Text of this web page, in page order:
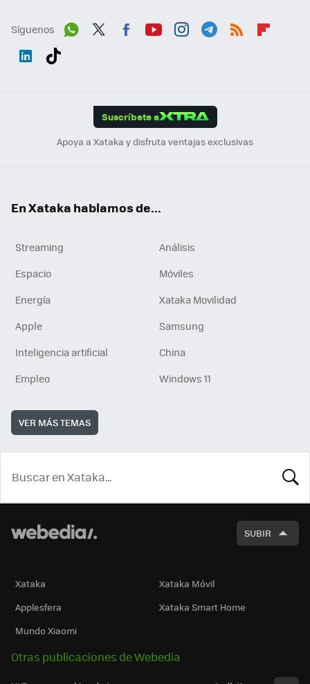
Síguenos
Suscríbete a
Apoya a Xataka y disfruta ventajas exclusivas
En Xataka hablamos de...
Streaming
Análisis
Espacio
Móviles
Energía
Xataka Movilidad
Apple
Samsung
Inteligencia artificial
China
Empleo
Windows 11
VER MÁS TEMAS
SUBIR
Xataka
Xataka Móvil
Applesfera
Xataka Smart Home
Mundo Xiaomi
Otras publicaciones de Webedia